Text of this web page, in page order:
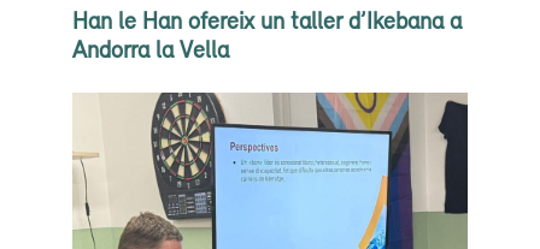
Han le Han ofereix un taller d’Ikebana a
Andorra la Vella